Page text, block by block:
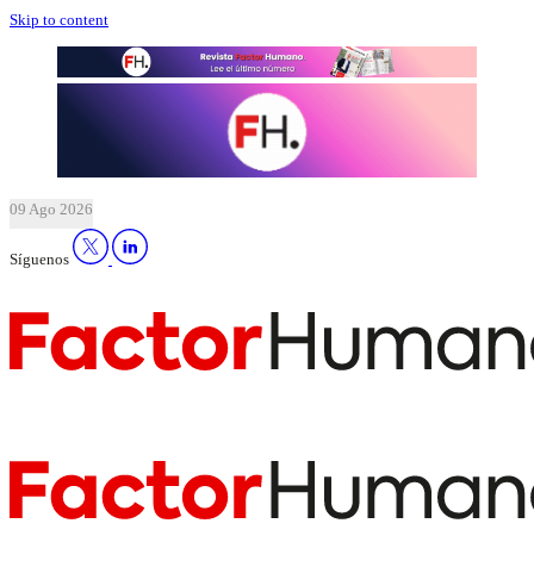
Skip to content
09 Ago 2026
Síguenos